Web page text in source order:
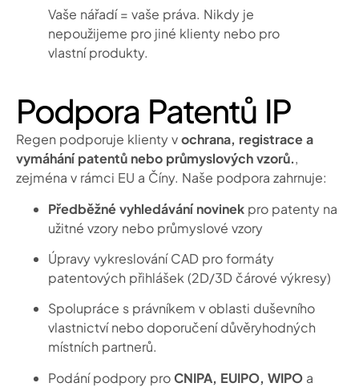
Vaše nářadí = vaše práva. Nikdy je
nepoužijeme pro jiné klienty nebo pro
vlastní produkty.
Podpora Patentů IP
Regen podporuje klienty vochrana, registrace a
vymáhání patentů nebo průmyslových vzorů.,
zejména v rámci EU a Číny. Naše podpora zahrnuje:
Předběžné vyhledávání novinek pro patenty na
užitné vzory nebo průmyslové vzory
Úpravy vykreslování CAD pro formáty
patentových přihlášek (2D/3D čárové výkresy)
Spolupráce s právníkem v oblasti duševního
vlastnictví nebo doporučení důvěryhodných
místních partnerů.
Podání podpory proCNIPA, EUIPO, WIPO a